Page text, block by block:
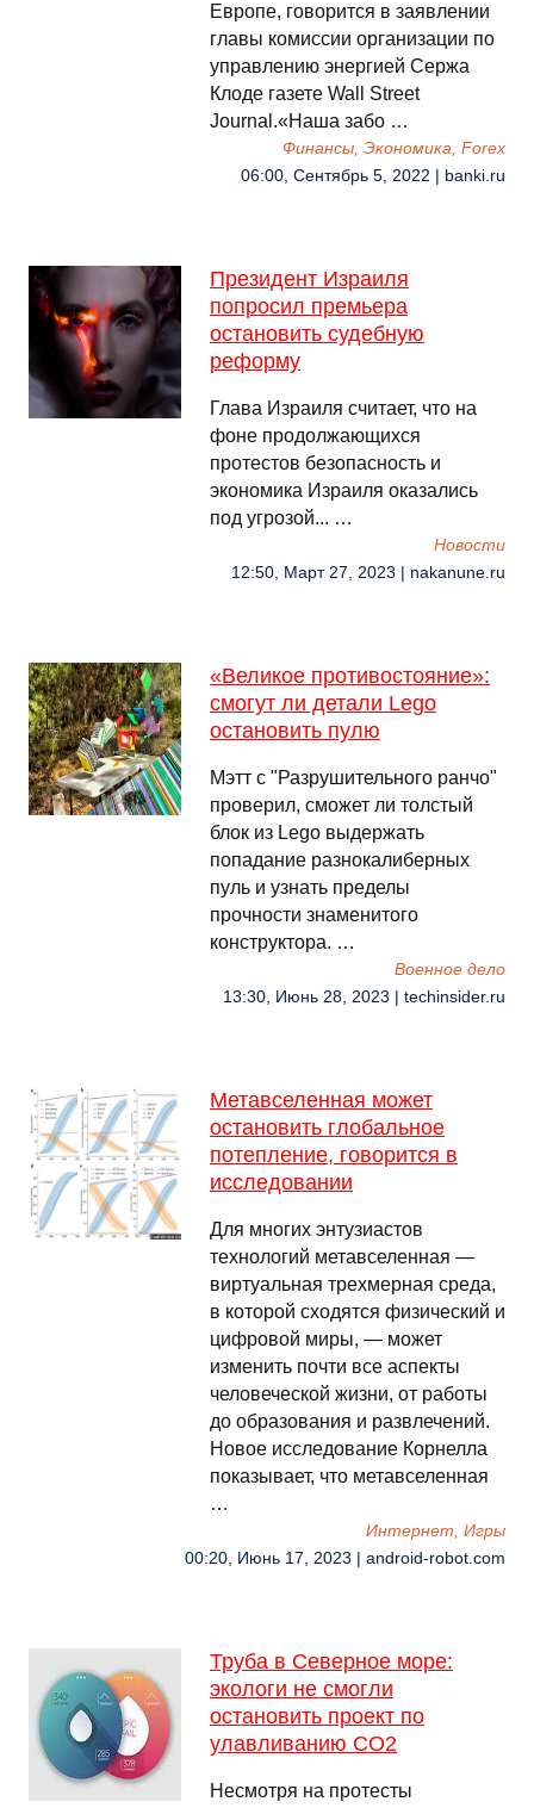
Европе, говорится в заявлении
главы комиссии организации по
управлению энергией Сержа
Клоде газете Wall Street
Journal.«Наша забо …
Финансы, Экономика, Forex
06:00, Сентябрь 5, 2022 | banki.ru
Президент Израиля
попросил премьера
остановить судебную
реформу
Глава Израиля считает, что на
фоне продолжающихся
протестов безопасность и
экономика Израиля оказались
под угрозой... …
Новости
12:50, Март 27, 2023 | nakanune.ru
«Великое противостояние»:
смогут ли детали Lego
остановить пулю
Мэтт с "Разрушительного ранчо"
проверил, сможет ли толстый
блок из Lego выдержать
попадание разнокалиберных
пуль и узнать пределы
прочности знаменитого
конструктора. …
Военное дело
13:30, Июнь 28, 2023 | techinsider.ru
Метавселенная может
остановить глобальное
потепление, говорится в
исследовании
Для многих энтузиастов
технологий метавселенная —
виртуальная трехмерная среда,
в которой сходятся физический и
цифровой миры, — может
изменить почти все аспекты
человеческой жизни, от работы
до образования и развлечений.
Новое исследование Корнелла
показывает, что метавселенная
…
Интернет, Игры
00:20, Июнь 17, 2023 | android-robot.com
Труба в Северное море:
экологи не смогли
остановить проект по
улавливанию СО2
Несмотря на протесты